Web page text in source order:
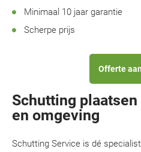
Minimaal 10 jaar garantie
Scherpe prijs
Offerte
Schutting
en omgeving
Schutting Service is dé